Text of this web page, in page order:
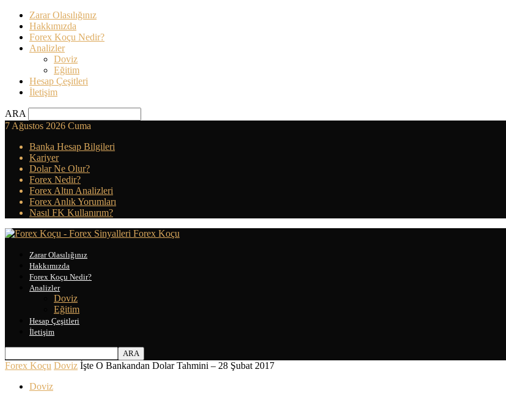
Zarar Olasılığınız
Hakkımızda
Forex Koçu Nedir?
Analizler
Doviz
Eğitim
Hesap Çeşitleri
İletişim
ARA
7 Ağustos 2026 Cuma
Banka Hesap Bilgileri
Kariyer
Dolar Ne Olur?
Forex Nedir?
Forex Altın Analizleri
Forex Anlık Yorumları
Nasıl FK Kullanırım?
Forex Koçu
Zarar Olasılığınız
Hakkımızda
Forex Koçu Nedir?
Analizler
Doviz
Eğitim
Hesap Çeşitleri
İletişim
Forex Koçu Doviz İşte O Bankandan Dolar Tahmini – 28 Şubat 2017
Doviz